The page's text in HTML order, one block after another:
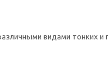
видами тонких